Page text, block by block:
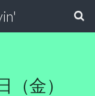
金）